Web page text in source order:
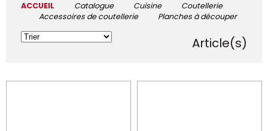
ACCUEIL Catalogue Cuisine
Coutellerie
Accessoires de coutellerie
Planches à découper
Article(s)